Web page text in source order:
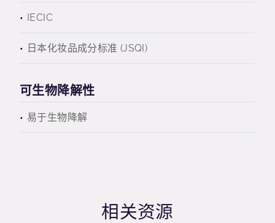
IECIC
日本化妆品成分标准 (JSQI)
可生物降解性
易于生物降解
相关资源